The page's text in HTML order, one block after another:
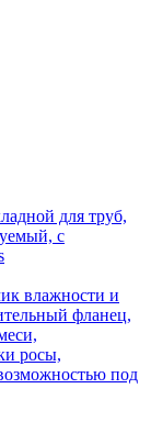
для труб,
с
влажности и
фланец,
росы,
под